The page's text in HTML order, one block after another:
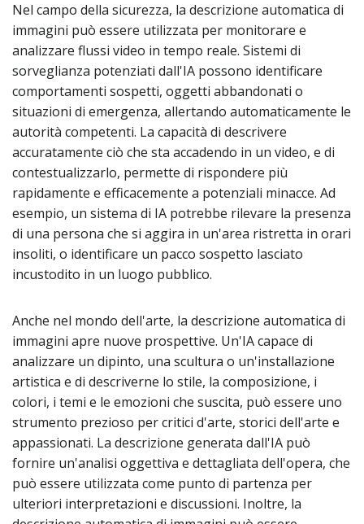
Nel campo della sicurezza, la descrizione automatica di
immagini può essere utilizzata per monitorare e
analizzare flussi video in tempo reale. Sistemi di
sorveglianza potenziati dall'IA possono identificare
comportamenti sospetti, oggetti abbandonati o
situazioni di emergenza, allertando automaticamente le
autorità competenti. La capacità di descrivere
accuratamente ciò che sta accadendo in un video, e di
contestualizzarlo, permette di rispondere più
rapidamente e efficacemente a potenziali minacce. Ad
esempio, un sistema di IA potrebbe rilevare la presenza
di una persona che si aggira in un'area ristretta in orari
insoliti, o identificare un pacco sospetto lasciato
incustodito in un luogo pubblico.
Anche nel mondo dell'arte, la descrizione automatica di
immagini apre nuove prospettive. Un'IA capace di
analizzare un dipinto, una scultura o un'installazione
artistica e di descriverne lo stile, la composizione, i
colori, i temi e le emozioni che suscita, può essere uno
strumento prezioso per critici d'arte, storici dell'arte e
appassionati. La descrizione generata dall'IA può
fornire un'analisi oggettiva e dettagliata dell'opera, che
può essere utilizzata come punto di partenza per
ulteriori interpretazioni e discussioni. Inoltre, la